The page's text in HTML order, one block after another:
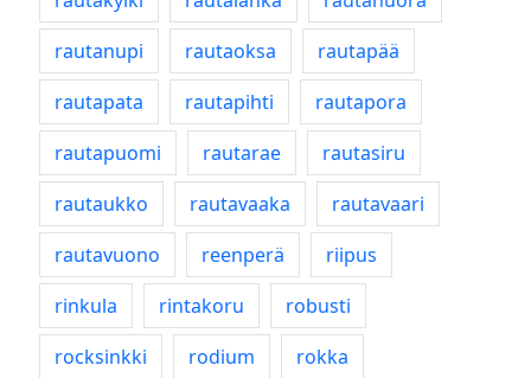
rautanupi
rautaoksa
rautapää
rautapata
rautapihti
rautapora
rautapuomi
rautarae
rautasiru
rautaukko
rautavaaka
rautavaari
rautavuono
reenperä
riipus
rinkula
rintakoru
robusti
rocksinkki
rodium
rokka